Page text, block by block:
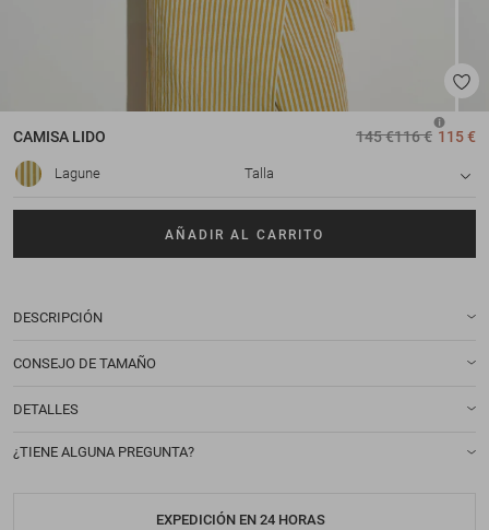
CAMISA LIDO 145 €116 € 115 €
Lagune Talla
AÑADIR AL CARRITO
DESCRIPCIÓN
CONSEJO DE TAMAÑO
DETALLES
¿TIENE ALGUNA PREGUNTA?
EXPEDICIÓN EN 24 HORAS